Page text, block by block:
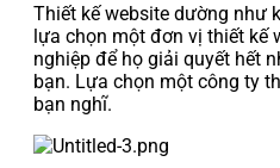
Thiết kế website dường như
lựa chọn một đơn vị thiết kế
nghiệp để họ giải quyết hết
bạn. Lựa chọn một công ty
bạn nghĩ.